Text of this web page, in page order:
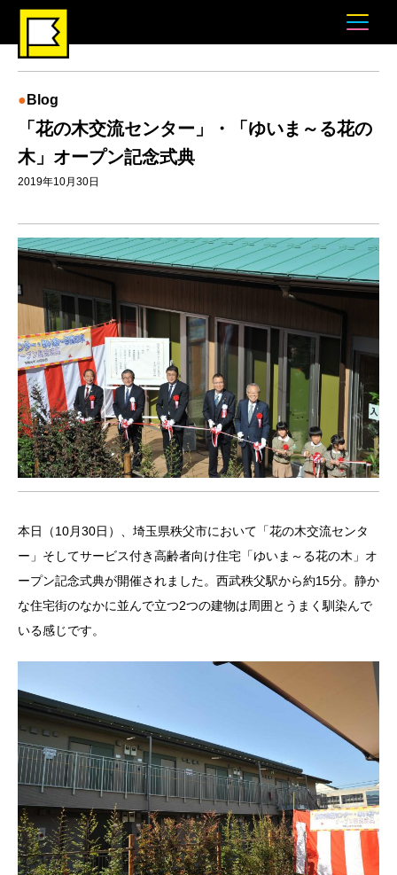
Blog
「花の木交流センター」・「ゆいま～る花の
木」オープン記念式典
2019年10月30日
本日（10月30日）、埼玉県秩父市において「花の木交流センタ
ー」そしてサービス付き高齢者向け住宅「ゆいま～る花の木」オ
ープン記念式典が開催されました。西武秩父駅から約15分。静か
な住宅街のなかに並んで立つ2つの建物は周囲とうまく馴染んで
いる感じです。